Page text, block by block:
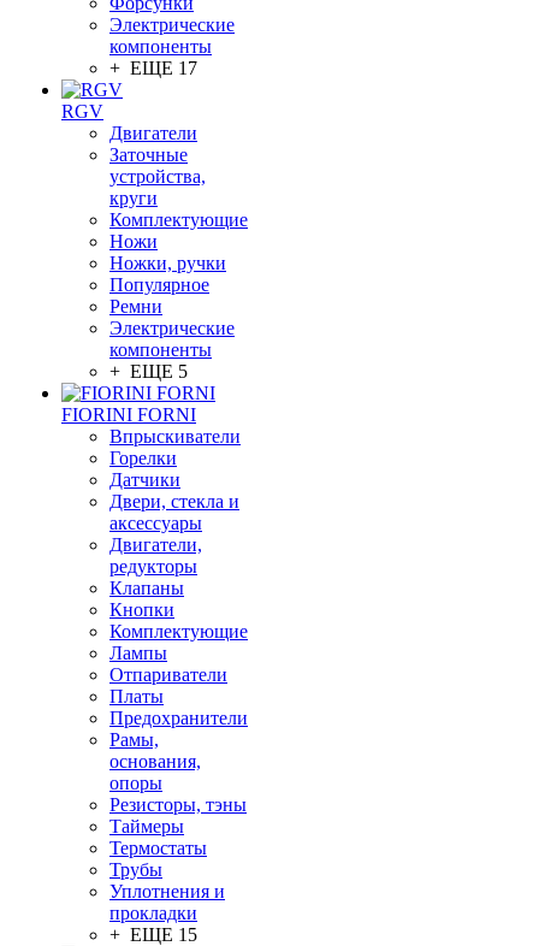
Электрические
компоненты
+ ЕЩЕ 17
RGV
Двигатели
Заточные
устройства,
круги
Комплектующие
Ножи
Ножки, ручки
Популярное
Ремни
Электрические
компоненты
+ ЕЩЕ 5
FIORINI FORNI
Впрыскиватели
Горелки
Датчики
Двери, стекла и
аксессуары
Двигатели,
редукторы
Клапаны
Кнопки
Комплектующие
Лампы
Отпариватели
Платы
Предохранители
Рамы,
основания,
опоры
Резисторы, тэны
Таймеры
Термостаты
Трубы
Уплотнения и
прокладки
+ ЕЩЕ 15